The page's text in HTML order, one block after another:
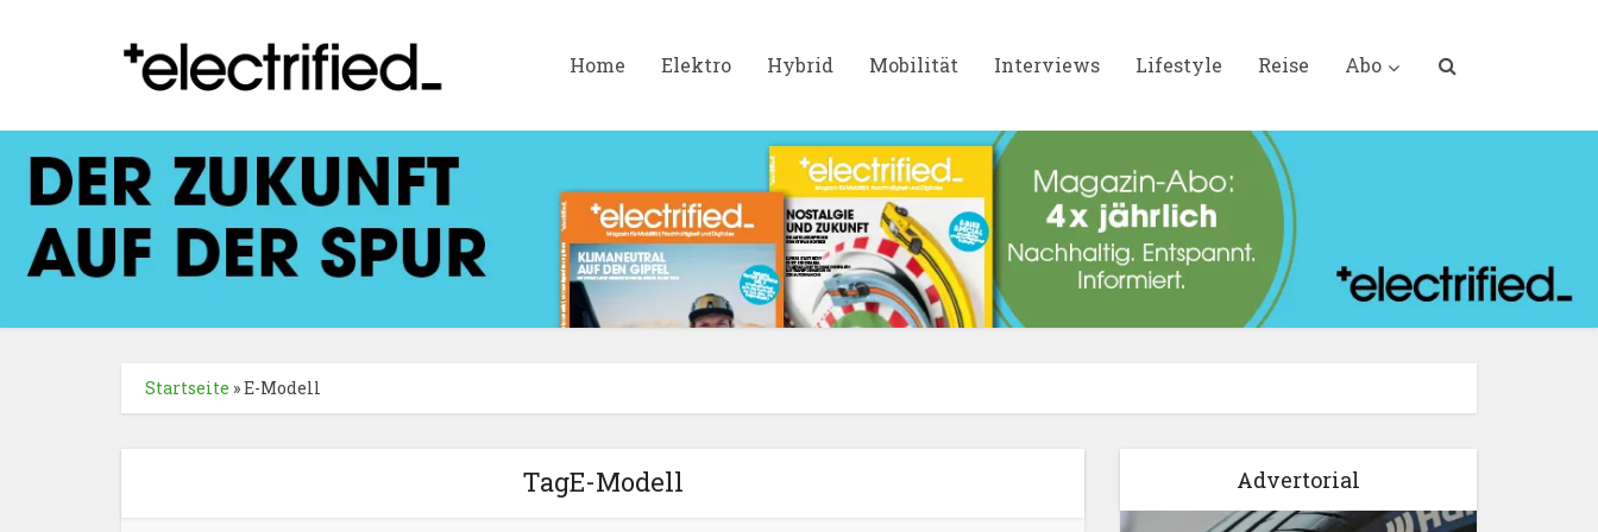
Home Elektro Hybrid Mobilität Interviews Lifestyle Reise Abo
Startseite »E-Modell
TagE-Modell Advertorial